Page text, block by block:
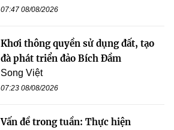
07:47 08/08/2026
Khơi thông quyền sử dụng đất, tạo
đà phát triển đảo Bích Đầm
Song Việt
07:23 08/08/2026
Vấn đề trong tuần: Thực hiện